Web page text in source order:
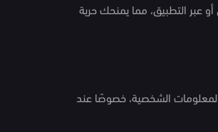
عبر التطبيق، مما يمنحك حرية
الشخصية، خصوصًا عند